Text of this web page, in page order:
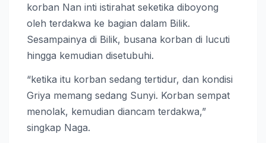
korban Nan inti istirahat seketika diboyong
oleh terdakwa ke bagian dalam Bilik.
Sesampainya di Bilik, busana korban di lucuti
hingga kemudian disetubuhi.
“ketika itu korban sedang tertidur, dan kondisi
Griya memang sedang Sunyi. Korban sempat
menolak, kemudian diancam terdakwa,”
singkap Naga.